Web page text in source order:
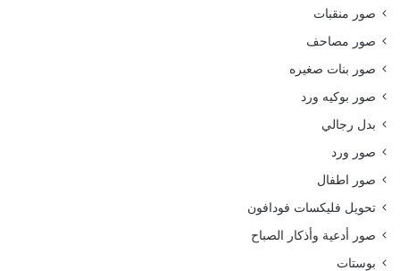
صور منقبات
صور مصاحف
صور بنات صغيره
صور بوكيه ورد
بدل رجالي
صور ورد
صور اطفال
تحويل فليكسات فودافون
صور أدعية وأذكار الصباح
بوستات